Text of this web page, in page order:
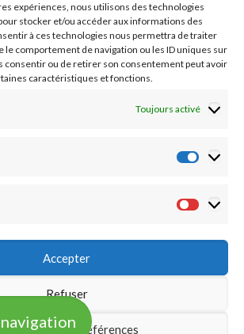
expériences, nous utilisons des technologies
stocker et/ou accéder aux informations des
à ces technologies nous permettra de traiter
le comportement de navigation ou les ID uniques sur
consentir ou de retirer son consentement peut avoir
caractéristiques et fonctions.
Toujours activé
Accepter
Refuser
les préférences
Nos essais cliniques
Ecoles paramédicales
Mentions légales
|Délégations de signature